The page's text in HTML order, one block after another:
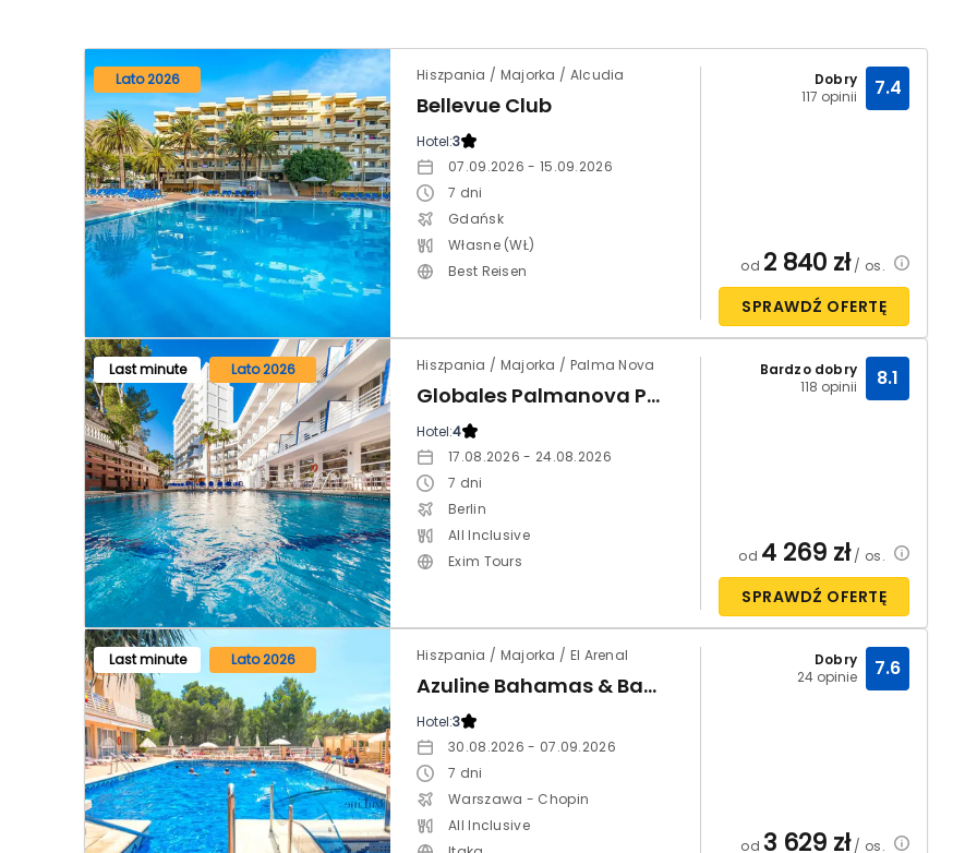
Lato 2026 Hiszpania / Majorka / Alcudia
Bellevue Club
Hotel:3
07.09.2026 - 15.09.2026
7 dni
Gdańsk
Własne (WŁ)
Best Reisen
Dobry
117 opinii
7.4
od 2 840 zł/ os.
SPRAWDŹ OFERTĘ
Last minute Lato 2026 Hiszpania / Majorka / Palma Nova
Globales Palmanova Palace
Hotel:4
17.08.2026 - 24.08.2026
7 dni
Berlin
All Inclusive
Exim Tours
Bardzo dobry
118 opinii
8.1
od 4 269 zł/ os.
SPRAWDŹ OFERTĘ
Last minute Lato 2026 Hiszpania / Majorka / El Arenal
Azuline Bahamas & Bahamas II
Hotel:3
30.08.2026 - 07.09.2026
7 dni
Warszawa - Chopin
All Inclusive
Dobry
24 opinie
7.6
od 3 629 zł/ os.